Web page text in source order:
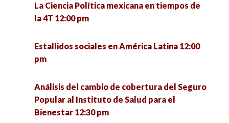
Repensar la inclusión desde los estudios
Jóvenes y participación política 4:00 pm
El quehacer de la Socioantropología desde la
licenciatura en Ciencias Sociales de la UACM.
Experiencias y debates 4:00 pm
estadounidense tras la elección presidencial de
2020 1:30 pm
Encuentro de investigadoras en formación UPN
– ENAH (MÉXICO) 1:30 pm
Conversatorio Interinstitucional de Vocaciones
Científicas Sociales: retos de la investigación y
la intervención en tiempos de pandemia 3:00 pm
La Ciencia Política mexicana en tiempos de
la 4T 12:00 pm
Estallidos sociales en América Latina 12:00
pm
Análisis del cambio de cobertura del Seguro
Popular al Instituto de Salud para el
Bienestar 12:30 pm